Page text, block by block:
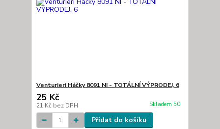
Venturieri Háčky 8091 NI - TOTÁLNÍ VÝPRODEJ, 6
25 Kč
21 Kč bez DPH Skladem 50
Přidat do košíku